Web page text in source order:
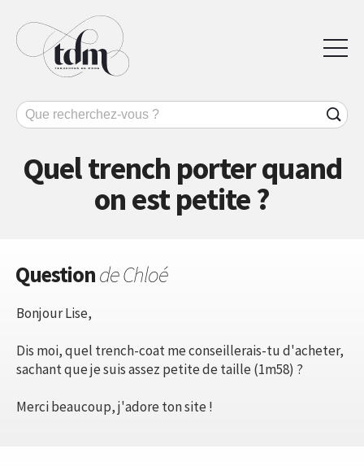
Quel trench porter quand
on est petite ?
Questionde Chloé
Bonjour Lise,
Dis moi, quel trench-coat me conseillerais-tu d'acheter,
sachant que je suis assez petite de taille (1m58) ?
Merci beaucoup, j'adore ton site !